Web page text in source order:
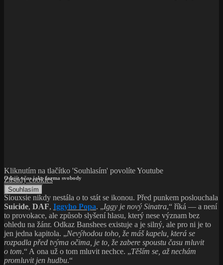
Kliknutím na tlačítko 'Souhlasím' povolíte Youtube
Zásady cookies
Souhlasím
Odejít včas jako forma svobody
Siouxsie nikdy nestála o to stát se ikonou. Před punkem poslouchala
Suicide, DAF, Iggyho Popa. „Iggy je nový Sinatra,“ říká — a není
to provokace, ale způsob slyšení hlasu, který nese význam bez
ohledu na žánr. Odkaz Banshees existuje a je silný, ale pro ni je to
jen jedna kapitola. „Nevýhodou toho, že máš kapelu, která se
rozpadla před tvýma očima, je to, že zabere spoustu času mluvit
o tom.“ A ona už o tom mluvit nechce. „Těším se, až nechám
promluvit jen hudbu.“